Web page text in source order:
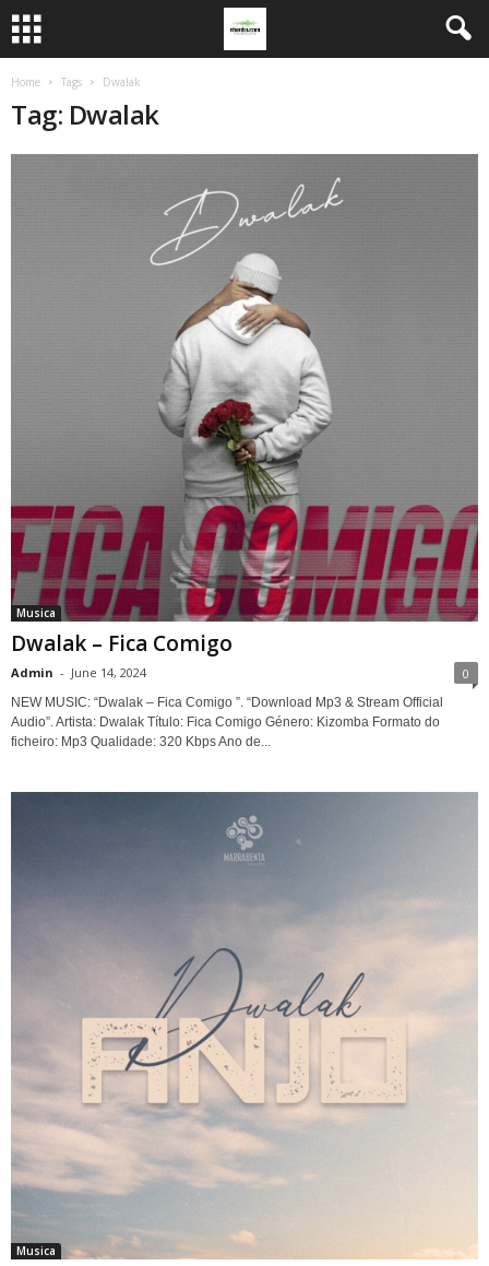
Home Tags Dwalak
Tag: Dwalak
Musica
Dwalak – Fica Comigo
Admin - June 14, 2024 0
NEW MUSIC: “Dwalak – Fica Comigo ”. “Download Mp3 & Stream Official
Audio”. Artista: Dwalak Título: Fica Comigo Género: Kizomba Formato do
ficheiro: Mp3 Qualidade: 320 Kbps Ano de...
Musica